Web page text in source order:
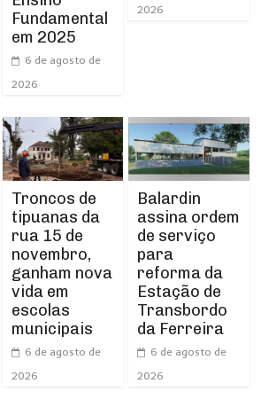
Fundamental
em 2025
6 de agosto de
2026
2026
Troncos de
tipuanas da
rua 15 de
novembro,
ganham nova
vida em
escolas
municipais
6 de agosto de
2026
Balardin
assina ordem
de serviço
para
reforma da
Estação de
Transbordo
da Ferreira
6 de agosto de
2026